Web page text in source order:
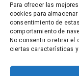
Para ofrecer las
cookies para
consentimiento de
comportamiento de
No consentir o retirar el
ciertas características
Copyright ©
Sitemap–Política